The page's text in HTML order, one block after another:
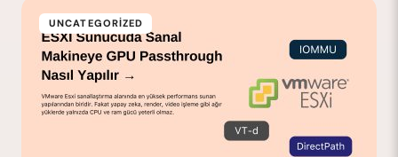
UNCATEGORIZED